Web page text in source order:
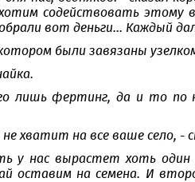
содействовать этому
вот деньги... Каждый дал
были завязаны
лишь фертинг, да и то
хватит на все ваше село, -
у нас вырастет хоть один
оставим на семена. И